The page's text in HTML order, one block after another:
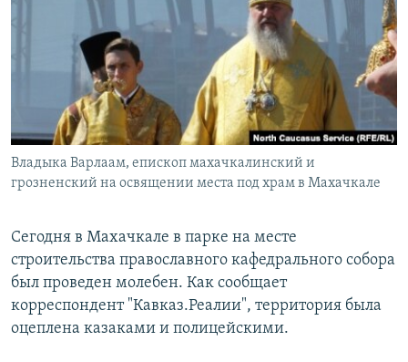
РАСПИСАНИЕ ВЕЩАНИЯ
ПОДПИШИТЕСЬ НА РАССЫЛКУ
СОЦИАЛЬНЫЕ СЕТИ
Владыка Варлаам, епископ махачкалинский и
грозненский на освящении места под храм в Махачкале
Сегодня в Махачкале в парке на месте
строительства православного кафедрального собора
был проведен молебен. Как сообщает
корреспондент "Кавказ.Реалии", территория была
оцеплена казаками и полицейскими.